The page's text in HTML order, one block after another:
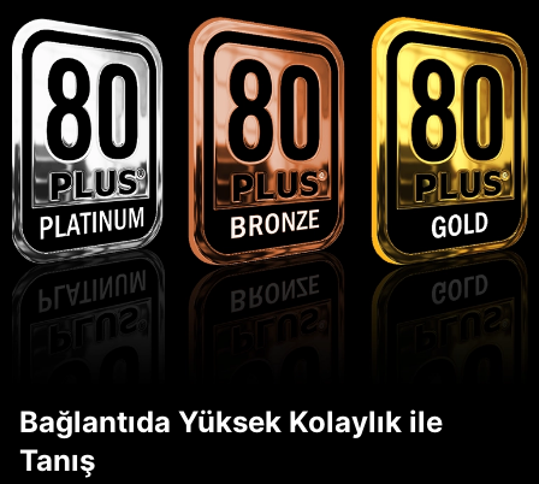
Bağlantıda Yüksek Kolaylık ile
Tanış